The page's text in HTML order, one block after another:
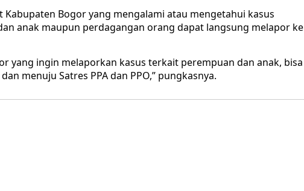
Kabupaten Bogor yang mengalami atau mengetahui kasus
anak maupun perdagangan orang dapat langsung melapor ke
yang ingin melaporkan kasus terkait perempuan dan anak, bisa
menuju Satres PPA dan PPO,” pungkasnya.